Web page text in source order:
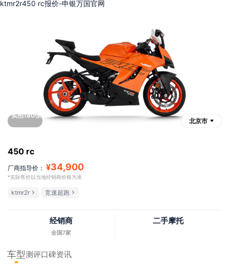
ktmr2r450 rc报价-申银万国官网
实拍180张
北京市
450 rc
厂商指导价： ¥34,900
*实际售价以当地经销商价格为准
ktmr2r 竞速超跑
经销商
全国7家
二手摩托
车型测评口碑资讯